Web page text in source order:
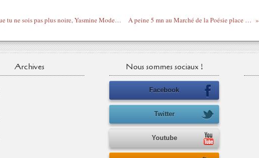
Dommage que tu ne sois pas plus noire, Yasmine Modestine (#GoDuMoment #LivreDuMoment) A peine 5 mn au Marché de la Poésie place Saint-Sulpice / #Paris 11/06/2015
Archives Nous sommes sociaux !
Facebook
Twitter
Youtube